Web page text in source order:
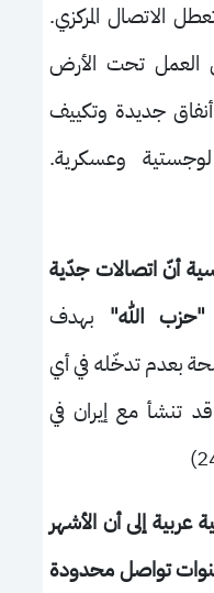
الاتصال المركزي.
العمل تحت الأرض
جديدة وتكييف
وعسكرية.
أنّ اتصالات جدّية
الله" بهدف
بعدم تدخّله في أي
تنشأ مع إيران في
إلى أن الأشهر
تواصل محدودة